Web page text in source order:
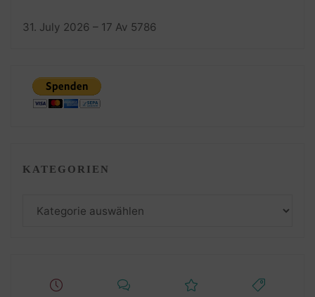
31. July 2026 – 17 Av 5786
KATEGORIEN